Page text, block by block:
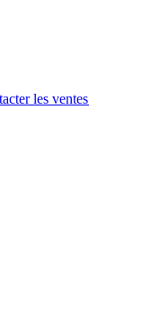
les ventes​​